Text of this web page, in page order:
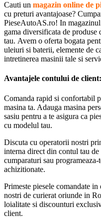
Cauti un magazin online de
cu preturi avantajoase?
PieseAutoAS.ro! In
gama diversificata de
tau. Avem o oferta bogata
uleiuri si baterii, elemente de
intretinerea masinii tale si
Avantajele contului de client:
Comanda rapid si confortabil
masina ta. Adauga masina
sasiu pentru a te asigura ca
cu modelul tau.
Discuta cu operatorii nostri
interna direct din contul tau
cumparaturi sau
achizitionate.
Primeste piesele comandate
nostri de curierat oriunde in
loialitate si discounturi
client.